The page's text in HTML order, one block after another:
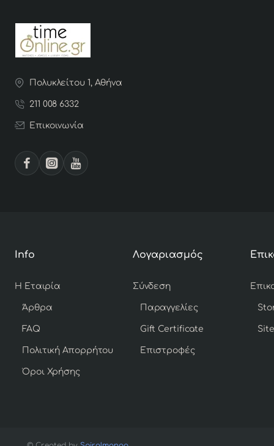
Πολυκλείτου 1, Αθήνα
211 008 6332
Επικοινωνία
Info
Η Εταιρία
Άρθρα
FAQ
Πολιτική Απορρήτου
Όροι Χρήσης
Λογαριασμός
Σύνδεση
Παραγγελίες
Gift Certificate
Επιστροφές